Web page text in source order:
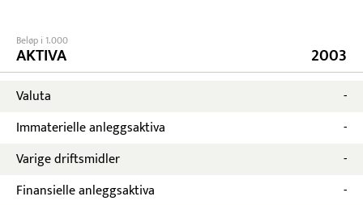
Beløp i 1.000
AKTIVA 2003
Valuta
-
Immaterielle anleggsaktiva
-
Varige driftsmidler
-
Finansielle anleggsaktiva
-